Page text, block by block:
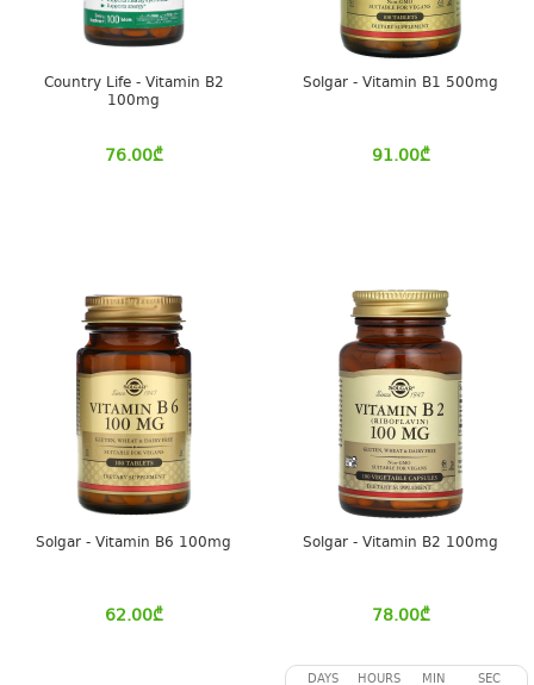
Country Life - Vitamin B2
100mg
76.00₾
Solgar - Vitamin B1 500mg
91.00₾
Solgar - Vitamin B6 100mg
62.00₾
Solgar - Vitamin B2 100mg
78.00₾
DAYS HOURS MIN SEC